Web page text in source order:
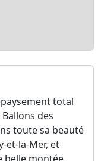
total
des
toute sa beauté
et-la-Mer, et